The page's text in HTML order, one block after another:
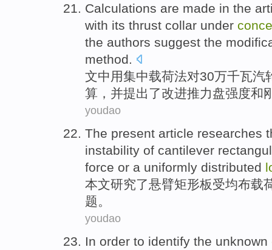
Calculations are made in the
with its thrust collar under
the authors suggest the
method.
文中用集中载荷法对30万千瓦汽
算，并提出了改进推力盘强度和
youdao
The present article researches
instability of cantilever
force or a uniformly distributed
本文研究了悬臂矩形板受均布载
题。
youdao
In order to identify the unknown